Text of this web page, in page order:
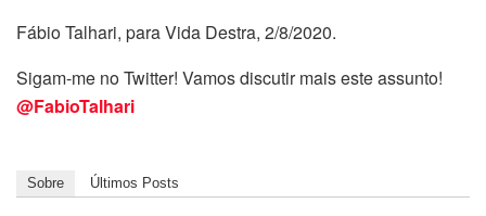
Fábio Talhari, para Vida Destra, 2/8/2020.
Sigam-me no Twitter! Vamos discutir mais este assunto!
@FabioTalhari
Sobre Últimos Posts